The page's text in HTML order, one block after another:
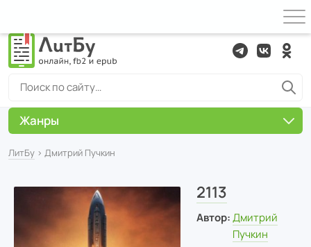
ЛитБу › Дмитрий Пучкин
2113
Автор: Дмитрий
Пучкин
Жанры